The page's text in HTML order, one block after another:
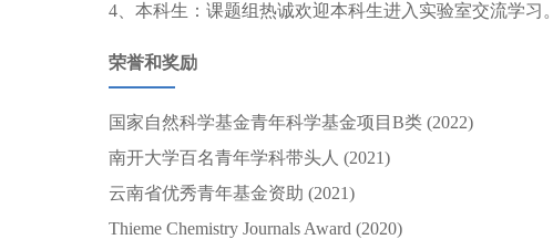
4、本科生：课题组热诚欢迎本科生进入实验室交流学习。
荣誉和奖励
国家自然科学基金青年科学基金项目B类 (2022)
南开大学百名青年学科带头人 (2021)
云南省优秀青年基金资助 (2021)
Thieme Chemistry Journals Award (2020)